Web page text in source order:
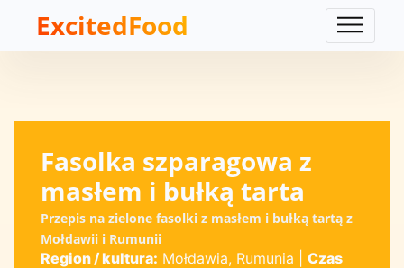
ExcitedFood
Fasolka szparagowa z
masłem i bułką tarta
Przepis na zielone fasolki z masłem i bułką tartą z
Mołdawii i Rumunii
Region / kultura: Mołdawia, Rumunia
Czas